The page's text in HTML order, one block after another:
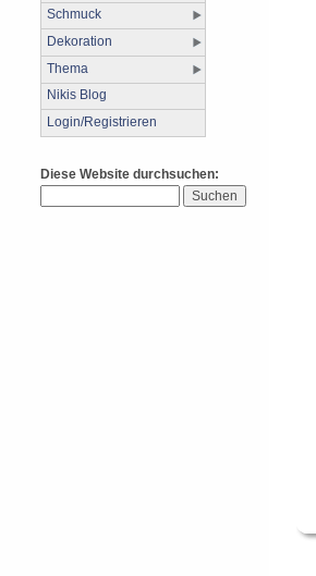
Schmuck
Dekoration
Thema
Nikis Blog
Login/Registrieren
Diese Website durchsuchen: